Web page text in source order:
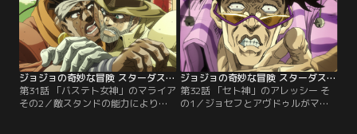
がついたポルナレフは反撃を試み
る。だが、ポルナレフの闘い方を憶
えたことで以前よりも強力になった
アヌビス神のパワーに…。
てしまう。だが感電した以外は特に
異常が見られないためそのまま承太
郎たちと合流を果たすジョセフ…。
ジョジョの奇妙な冒険 スターダストクルセイダース エジプト編 第31話
第31話 「バステト女神」のマライア
その2／敵スタンドの能力により、
ジョジョの奇妙な冒険 スターダストクルセイダース エジプト編 第32話
第32話 「セト神」のアレッシー そ
の1／ジョセフとアヴドゥルがマラ